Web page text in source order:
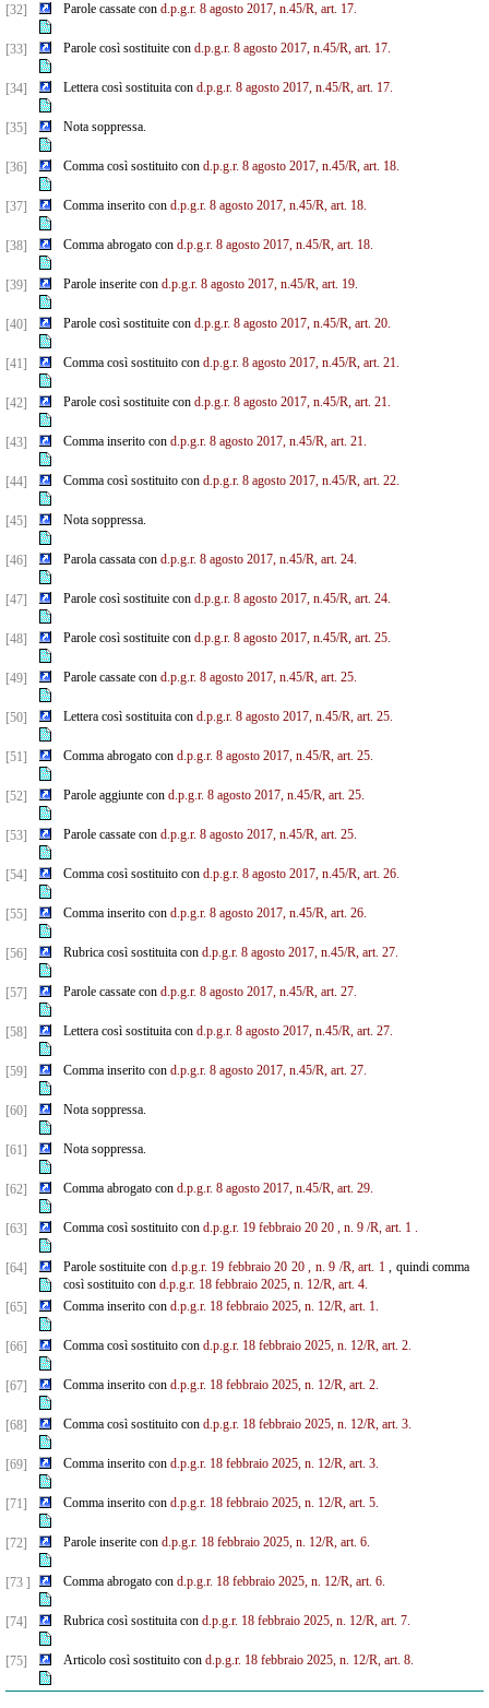
[32] Parole cassate con d.p.g.r. 8 agosto 2017, n.45/R, art. 17.
[33] Parole così sostituite con d.p.g.r. 8 agosto 2017, n.45/R, art. 17.
[34] Lettera così sostituita con d.p.g.r. 8 agosto 2017, n.45/R, art. 17.
[35] Nota soppressa.
[36] Comma così sostituito con d.p.g.r. 8 agosto 2017, n.45/R, art. 18.
[37] Comma inserito con d.p.g.r. 8 agosto 2017, n.45/R, art. 18.
[38] Comma abrogato con d.p.g.r. 8 agosto 2017, n.45/R, art. 18.
[39] Parole inserite con d.p.g.r. 8 agosto 2017, n.45/R, art. 19.
[40] Parole così sostituite con d.p.g.r. 8 agosto 2017, n.45/R, art. 20.
[41] Comma così sostituito con d.p.g.r. 8 agosto 2017, n.45/R, art. 21.
[42] Parole così sostituite con d.p.g.r. 8 agosto 2017, n.45/R, art. 21.
[43] Comma inserito con d.p.g.r. 8 agosto 2017, n.45/R, art. 21.
[44] Comma così sostituito con d.p.g.r. 8 agosto 2017, n.45/R, art. 22.
[45] Nota soppressa.
[46] Parola cassata con d.p.g.r. 8 agosto 2017, n.45/R, art. 24.
[47] Parole così sostituite con d.p.g.r. 8 agosto 2017, n.45/R, art. 24.
[48] Parole così sostituite con d.p.g.r. 8 agosto 2017, n.45/R, art. 25.
[49] Parole cassate con d.p.g.r. 8 agosto 2017, n.45/R, art. 25.
[50] Lettera così sostituita con d.p.g.r. 8 agosto 2017, n.45/R, art. 25.
[51] Comma abrogato con d.p.g.r. 8 agosto 2017, n.45/R, art. 25.
[52] Parole aggiunte con d.p.g.r. 8 agosto 2017, n.45/R, art. 25.
[53] Parole cassate con d.p.g.r. 8 agosto 2017, n.45/R, art. 25.
[54] Comma così sostituito con d.p.g.r. 8 agosto 2017, n.45/R, art. 26.
[55] Comma inserito con d.p.g.r. 8 agosto 2017, n.45/R, art. 26.
[56] Rubrica così sostituita con d.p.g.r. 8 agosto 2017, n.45/R, art. 27.
[57] Parole cassate con d.p.g.r. 8 agosto 2017, n.45/R, art. 27.
[58] Lettera così sostituita con d.p.g.r. 8 agosto 2017, n.45/R, art. 27.
[59] Comma inserito con d.p.g.r. 8 agosto 2017, n.45/R, art. 27.
[60] Nota soppressa.
[61] Nota soppressa.
[62] Comma abrogato con d.p.g.r. 8 agosto 2017, n.45/R, art. 29.
[63] Comma così sostituito con d.p.g.r. 19 febbraio 20 20 , n. 9 /R, art. 1 .
[64] Parole sostituite con d.p.g.r. 19 febbraio 20 20 , n. 9 /R, art. 1, quindi comma
così sostituito con d.p.g.r. 18 febbraio 2025, n. 12/R, art. 4.
[65]
Comma inserito con d.p.g.r. 18 febbraio 2025, n. 12/R, art. 1.
[66] Comma così sostituito con d.p.g.r. 18 febbraio 2025, n. 12/R, art. 2.
[67] Comma inserito con d.p.g.r. 18 febbraio 2025, n. 12/R, art. 2.
[68] Comma così sostituito con d.p.g.r. 18 febbraio 2025, n. 12/R, art. 3.
[69] Comma inserito con d.p.g.r. 18 febbraio 2025, n. 12/R, art. 3.
[71] Comma inserito con d.p.g.r. 18 febbraio 2025, n. 12/R, art. 5.
[72] Parole inserite con d.p.g.r. 18 febbraio 2025, n. 12/R, art. 6.
[73 ] Comma abrogato con d.p.g.r. 18 febbraio 2025, n. 12/R, art. 6.
[74] Rubrica così sostituita con d.p.g.r. 18 febbraio 2025, n. 12/R, art. 7.
[75] Articolo così sostituito con d.p.g.r. 18 febbraio 2025, n. 12/R, art. 8.